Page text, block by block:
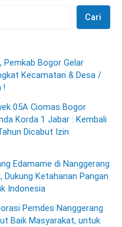
Cari
Pemkab Bogor Gelar
Kecamatan & Desa /
!
05A Ciomas Bogor
Korda 1 Jabar : Kembali
Dicabut Izin
Edamame di Nanggerang
Ketahanan Pangan
Indonesia
Pemdes Nanggerang
Baik Masyarakat, untuk